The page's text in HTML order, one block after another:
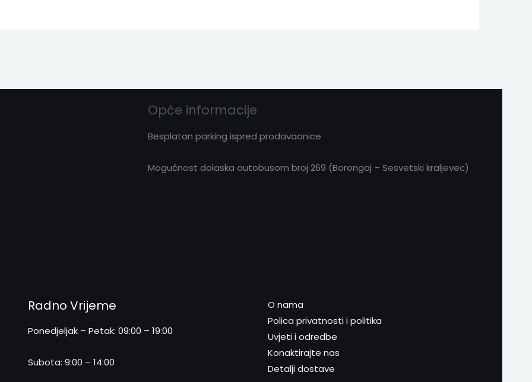
Opće informacije
Besplatan parking ispred prodavaonice
Mogućnost dolaska autobusom broj 269 (Borongaj – Sesvetski kraljevec)
Radno Vrijeme
Ponedjeljak – Petak: 09:00 – 19:00
Subota: 9:00 – 14:00
O nama
Polica privatnosti i politika
Uvjeti i odredbe
Konaktirajte nas
Detalji dostave